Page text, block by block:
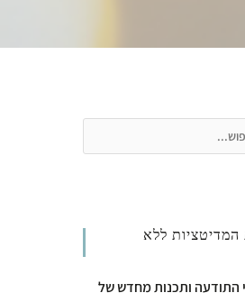
ללא
התודעה ותכנות מחדש של